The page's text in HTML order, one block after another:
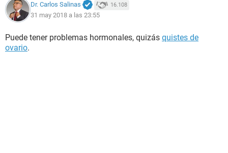
Dr. Carlos Salinas 16.108
31 may 2018 a las 23:55
Puede tener problemas hormonales, quizás quistes de
ovario.